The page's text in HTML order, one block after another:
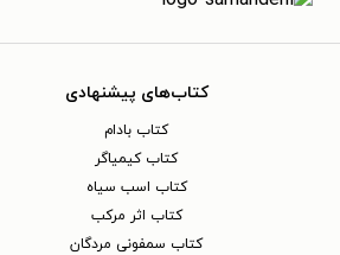
کتاب‌های پیشنهادی
کتاب بادام
کتاب کیمیاگر
کتاب اسب سیاه
کتاب اثر مرکب
کتاب سمفونی مردگان